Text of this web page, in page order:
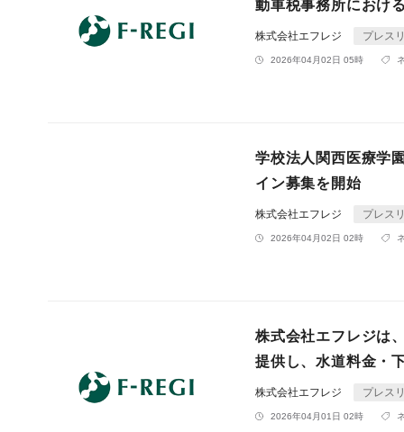
動車税事務所におけ
株式会社エフレジ プレス
2026年04月02日 05時
学校法人関西医療学
イン募集を開始
株式会社エフレジ プレス
2026年04月02日 02時
株式会社エフレジは
提供し、水道料金・
株式会社エフレジ プレス
2026年04月01日 02時